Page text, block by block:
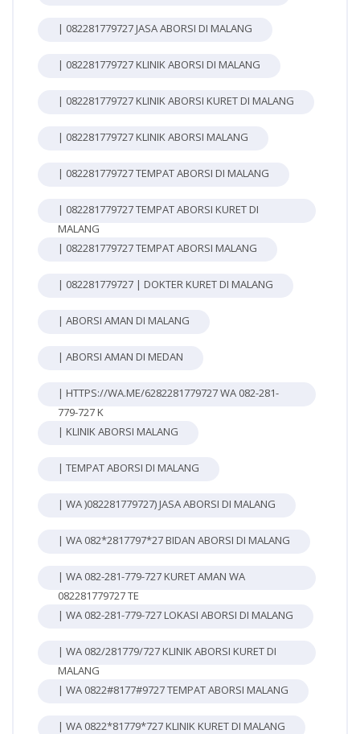
| 082281779727 JASA ABORSI DI MALANG
| 082281779727 KLINIK ABORSI DI MALANG
| 082281779727 KLINIK ABORSI KURET DI MALANG
| 082281779727 KLINIK ABORSI MALANG
| 082281779727 TEMPAT ABORSI DI MALANG
| 082281779727 TEMPAT ABORSI KURET DI
MALANG
| 082281779727 TEMPAT ABORSI MALANG
| 082281779727 | DOKTER KURET DI MALANG
| ABORSI AMAN DI MALANG
| ABORSI AMAN DI MEDAN
| HTTPS://WA.ME/6282281779727 WA 082-281-
779-727 K
| KLINIK ABORSI MALANG
| TEMPAT ABORSI DI MALANG
| WA )082281779727) JASA ABORSI DI MALANG
| WA 082*2817797*27 BIDAN ABORSI DI MALANG
| WA 082-281-779-727 KURET AMAN WA
082281779727 TE
| WA 082-281-779-727 LOKASI ABORSI DI MALANG
| WA 082/281779/727 KLINIK ABORSI KURET DI
MALANG
| WA 0822#8177#9727 TEMPAT ABORSI MALANG
| WA 0822*81779*727 KLINIK KURET DI MALANG